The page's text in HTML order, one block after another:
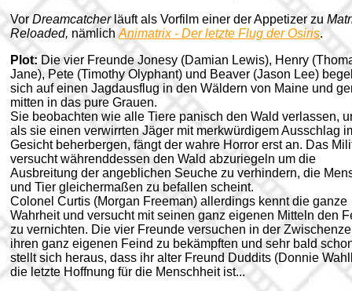
VorDreamcatcherläuft als Vorfilm einer der Appetizer zu
Reloaded, nämlich Animatrix - Der letzte Flug der Osiris.
Plot: Die vier Freunde Jonesy (Damian Lewis), Henry
Jane), Pete (Timothy Olyphant) und Beaver (Jason Lee)
sich auf einen Jagdausflug in den Wäldern von Maine und
mitten in das pure Grauen.
Sie beobachten wie alle Tiere panisch den Wald verlassen,
als sie einen verwirrten Jäger mit merkwürdigem Ausschlag
Gesicht beherbergen, fängt der wahre Horror erst an. Das
versucht währenddessen den Wald abzuriegeln um die
Ausbreitung der angeblichen Seuche zu verhindern, die
und Tier gleichermaßen zu befallen scheint.
Colonel Curtis (Morgan Freeman) allerdings kennt die ganze
Wahrheit und versucht mit seinen ganz eigenen Mitteln den
zu vernichten. Die vier Freunde versuchen in der
ihren ganz eigenen Feind zu bekämpften und sehr bald
stellt sich heraus, dass ihr alter Freund Duddits (Donnie
die letzte Hoffnung für die Menschheit ist...